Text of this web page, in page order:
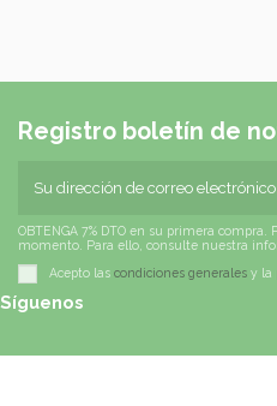
Registro boletín de
OBTENGA 7% DTO en su primera
momento. Para ello, consulte nuestra
Acepto las condiciones generalesy la
Síguenos